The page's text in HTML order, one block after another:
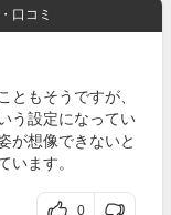
口コミ
ともそうですが、
う設定になってい
が想像できないと
います。
0